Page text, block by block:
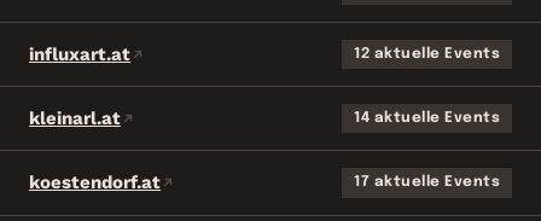
influxart.at 12 aktuelle Events
kleinarl.at 14 aktuelle Events
koestendorf.at 17 aktuelle Events